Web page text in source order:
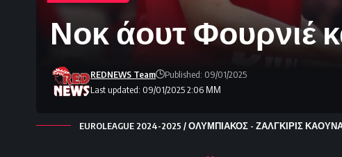
Νοκ άουτ Φουρνιέ
Last updated: 09/01/2025 2:06 ΜΜ
REDNEWS Team Published: 09/01/2025
EUROLEAGUE 2024-2025 / ΟΛΥΜΠΙΑΚΟΣ - ΖΑΛΓΚΙΡΙΣ ΚΑΟΥΝΑΣ